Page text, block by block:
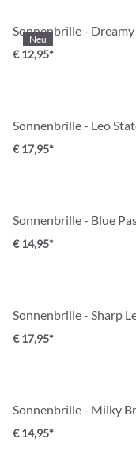
Neu
Sonnenbrille - Dreamy
€ 12,95*
Sonnenbrille - Leo
€ 17,95*
Sonnenbrille - Blue
€ 14,95*
Sonnenbrille - Sharp
€ 17,95*
Sonnenbrille - Milky
€ 14,95*